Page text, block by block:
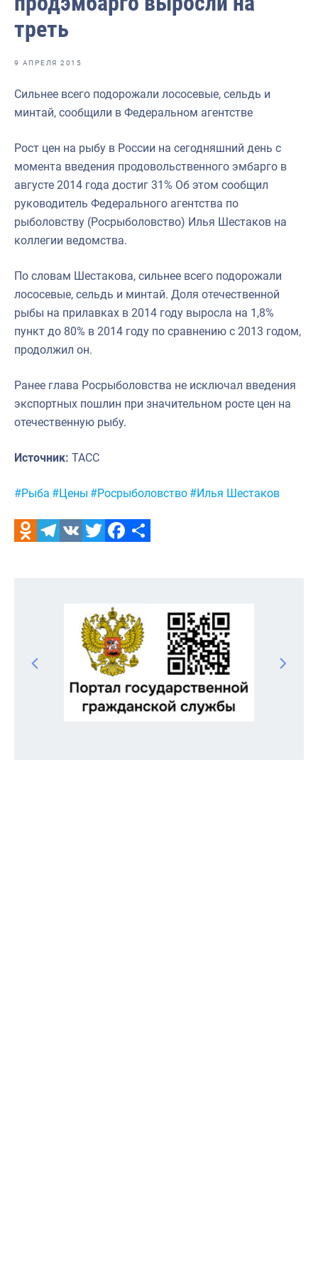
Отраслевые СМИ
Выставки и конференции
Научно-практическая литература
Рыбоохрана России
Отрасль в цифрах
Инфографика
Большая африканская экспедиция
Укрепление духовно-нравственных ценностей
События в России и мире
треть
9 АПРЕЛЯ 2015
Сильнее всего подорожали лососевые, сельдь и
минтай, сообщили в Федеральном агентстве
Рост цен на рыбу в России на сегодняшний день с
момента введения продовольственного эмбарго в
августе 2014 года достиг 31% Об этом сообщил
руководитель Федерального агентства по
рыболовству (Росрыболовство) Илья Шестаков на
коллегии ведомства.
По словам Шестакова, сильнее всего подорожали
лососевые, сельдь и минтай. Доля отечественной
рыбы на прилавках в 2014 году выросла на 1,8%
пункт до 80% в 2014 году по сравнению с 2013 годом,
продолжил он.
Ранее глава Росрыболовства не исключал введения
экспортных пошлин при значительном росте цен на
отечественную рыбу.
Источник: ТАСС
Метки:
#Рыба #Цены #Росрыболовство #Илья Шестаков